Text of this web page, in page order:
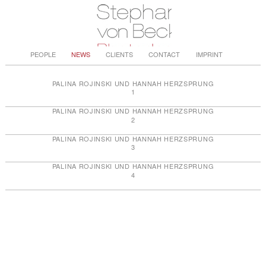
PEOPLE NEWS CLIENTS CONTACT IMPRINT
PALINA ROJINSKI UND HANNAH HERZSPRUNG
1
PALINA ROJINSKI UND HANNAH HERZSPRUNG
2
PALINA ROJINSKI UND HANNAH HERZSPRUNG
3
PALINA ROJINSKI UND HANNAH HERZSPRUNG
4